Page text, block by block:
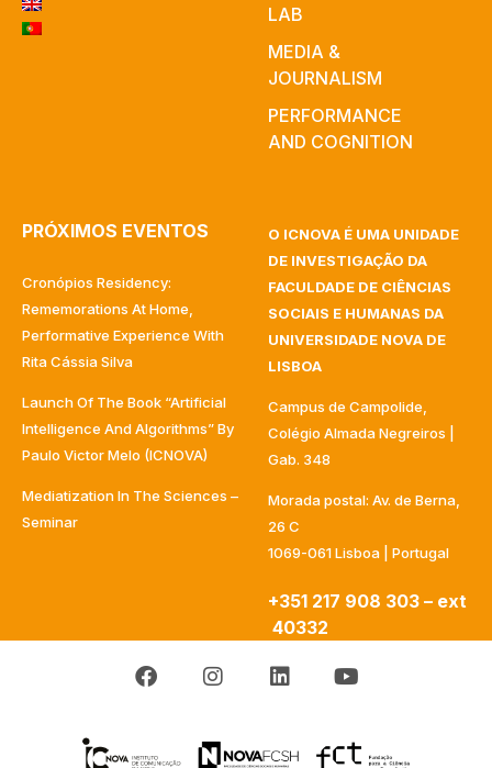
LAB
MEDIA &
JOURNALISM
PERFORMANCE
AND COGNITION
PRÓXIMOS EVENTOS
Cronópios Residency:
Rememorations At Home,
Performative Experience With
Rita Cássia Silva
Launch Of The Book “Artificial
Intelligence And Algorithms” By
Paulo Victor Melo (ICNOVA)
Mediatization In The Sciences –
Seminar
O ICNOVA É UMA UNIDADE
DE INVESTIGAÇÃO DA
FACULDADE DE CIÊNCIAS
SOCIAIS E HUMANAS DA
UNIVERSIDADE NOVA DE
LISBOA
Campus de Campolide,
Colégio Almada Negreiros |
Gab. 348
Morada postal: Av. de Berna,
26 C
1069-061 Lisboa | Portugal
+351 217 908 303 – ext
40332